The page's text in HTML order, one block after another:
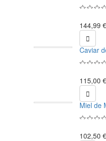
144,99 €

Caviar
115,00 €

Miel de
102,50 €